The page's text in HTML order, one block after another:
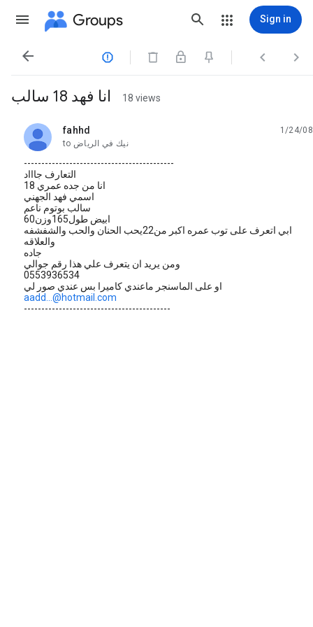
Groups Sign in
   
انا فهد 18 سالب 18 views
fahhd
unread,
1/24/08
to نيك في الرياض
-------------------------------------------
التعارف جاااد
انا من جده عمري 18
اسمي فهد الجهني
سالب بوتوم ناعم
ابيض طول165وزن60
ابي اتعرف على توب عمره اكبر من22يحب الحنان والحب والشفشفه
والعلاقه
جاده
ومن يريد ان يتعرف علي هذا رقم جوالي
0553936534
او على الماسنجر ماعندي كاميرا بس عندي صور لي
aadd...@hotmail.com
------------------------------------------